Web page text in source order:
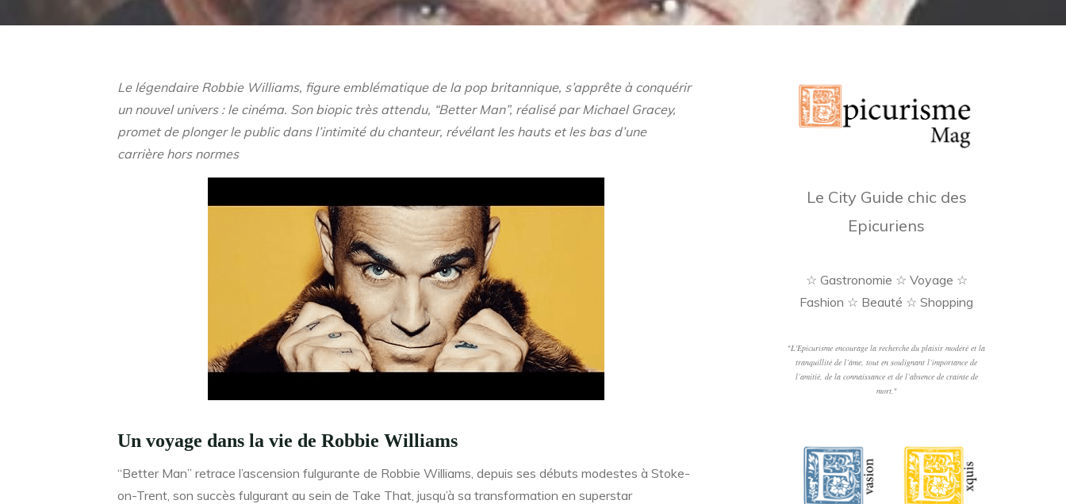
Le légendaire Robbie Williams, figure emblématique de la pop britannique, s’apprête à conquérir
un nouvel univers : le cinéma. Son biopic très attendu, “Better Man”, réalisé par Michael Gracey,
promet de plonger le public dans l’intimité du chanteur, révélant les hauts et les bas d’une
carrière hors normes
Un voyage dans la vie de Robbie Williams
“Better Man” retrace l’ascension fulgurante de Robbie Williams, depuis ses débuts modestes à Stoke-
on-Trent, son succès fulgurant au sein de Take That, jusqu’à sa transformation en superstar
Le City Guide chic des
Epicuriens
☆ Gastronomie ☆ Voyage ☆
Fashion ☆ Beauté ☆ Shopping
"L'Epicurisme encourage la recherche du plaisir modéré et la
tranquillité de l’âme, tout en soulignant l’importance de
l’amitié, de la connaissance et de l’absence de crainte de
mort. "